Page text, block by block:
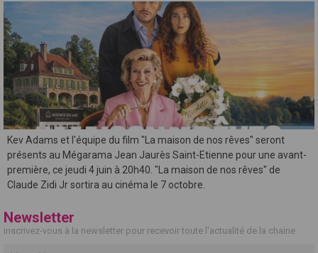
Kev Adams et l'équipe du film "La maison de nos rêves" seront
présents au Mégarama Jean Jaurès Saint-Etienne pour une avant-
première, ce jeudi 4 juin à 20h40. "La maison de nos rêves" de
Claude Zidi Jr sortira au cinéma le 7 octobre.
Newsletter
inscrivez-vous à la newsletter pour recevoir toute l'actualité de la chaine